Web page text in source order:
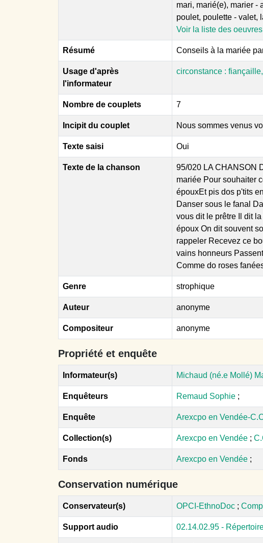
mari, marié(e), marier -
poulet, poulette - valet,
Voir la liste des oeuvres
Résumé Conseils à la mariée
Usage d'après
l'informateur
circonstance :
Nombre de couplets 7
Incipit du couplet Nous sommes venus
Texte saisi Oui
Texte de la chanson
95/020 LA CHANSON
mariée Pour souhaiter
épouxEt pis dos p'tits
Danser sous le fanal
vous dit le prêtre Il dit
époux On dit souvent
rappeler Recevez ce
vains honneurs
Comme do roses
Genre strophique
Auteur anonyme
Compositeur anonyme
Propriété et enquête
Informateur(s) Michaud (né.e Mollé)
Enquêteurs Remaud Sophie ;
Enquête Arexcpo en Vendée-
Collection(s) Arexcpo en Vendée ;
Fonds Arexcpo en Vendée ;
Conservation numérique
Conservateur(s) OPCI-EthnoDoc ;
Support audio 02.14.02.95 -